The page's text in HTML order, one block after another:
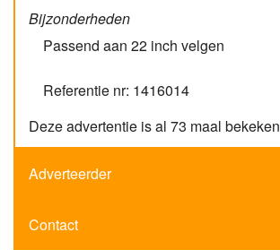
Bijzonderheden
Passend aan 22 inch velgen
Referentie nr: 1416014
Deze advertentie is al 73 maal bekeken
Adverteerder
Contact